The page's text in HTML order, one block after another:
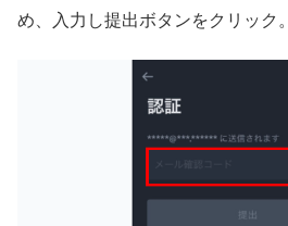
め、入力し提出ボタンをクリック。